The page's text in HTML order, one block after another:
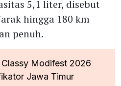
5,1 liter, disebut
hingga 180 km
penuh.
Classy Modifest 2026
Jawa Timur